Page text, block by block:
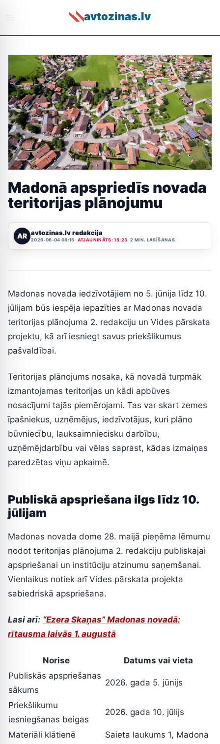
avtozinas.lv
Madonā apspriedīs novada
teritorijas plānojumu
AR avtozinas.lv redakcija
2026-06-04 08:15 ATJAUNINĀTS: 15:23 2 MIN. LASĪŠANAS
Madonas novada iedzīvotājiem no 5. jūnija līdz 10.
jūlijam būs iespēja iepazīties ar Madonas novada
teritorijas plānojuma 2. redakciju un Vides pārskata
projektu, kā arī iesniegt savus priekšlikumus
pašvaldībai.
Teritorijas plānojums nosaka, kā novadā turpmāk
izmantojamas teritorijas un kādi apbūves
nosacījumi tajās piemērojami. Tas var skart zemes
īpašniekus, uzņēmējus, iedzīvotājus, kuri plāno
būvniecību, lauksaimniecisku darbību,
uzņēmējdarbību vai vēlas saprast, kādas izmaiņas
paredzētas viņu apkaimē.
Publiskā apspriešana ilgs līdz 10.
jūlijam
Madonas novada dome 28. maijā pieņēma lēmumu
nodot teritorijas plānojuma 2. redakciju publiskajai
apspriešanai un institūciju atzinumu saņemšanai.
Vienlaikus notiek arī Vides pārskata projekta
sabiedriskā apspriešana.
Lasi arī: “Ezera Skaņas” Madonas novadā:
rītausma laivās 1. augustā
Norise
Datums vai vieta
Publiskās apspriešanas
sākums
2026. gada 5. jūnijs
Priekšlikumu
iesniegšanas beigas
2026. gada 10. jūlijs
Materiāli klātienē Saieta laukums 1, Madona